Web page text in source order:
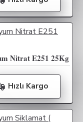
Nitrat E251 25Kg
Hızlı Kargo